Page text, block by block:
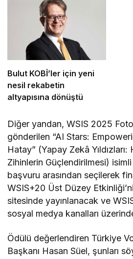
Bulut KOBİ’ler için yeni
nesil rekabetin
altyapısına dönüştü
Diğer yandan, WSIS 2025
gönderilen “AI Stars:
Hatay” (Yapay Zekâ Yıldızları:
Zihinlerin Güçlendirilmesi)
başvuru arasından seçilerek
WSIS+20 Üst Düzey
sitesinde yayınlanacak ve
sosyal medya kanalları
Ödülü değerlendiren Türkiye
Başkanı Hasan Süel, şunları